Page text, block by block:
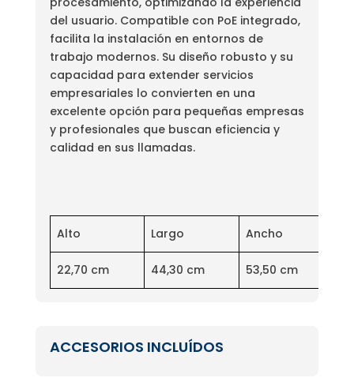
del usuario. Compatible con PoE integrado,
facilita la instalación en entornos de
trabajo modernos. Su diseño robusto y su
capacidad para extender servicios
empresariales lo convierten en una
excelente opción para pequeñas empresas
y profesionales que buscan eficiencia y
calidad en sus llamadas.
Alto Largo Ancho
22,70 cm 44,30 cm 53,50 cm
ACCESORIOS INCLUÍDOS